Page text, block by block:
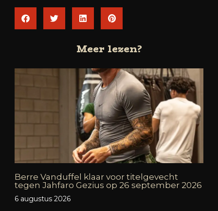
Meer lezen?
Berre Vanduffel klaar voor titelgevecht
tegen Jahfaro Gezius op 26 september 2026
6 augustus 2026